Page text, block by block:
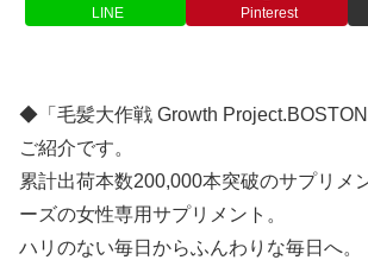
LINE Pinterest
◆「毛髪大作戦 Growth
ご紹介です。
累計出荷本数200,000本突破のサプリメ
ーズの女性専用サプリメント。
ハリのない毎日からふんわりな毎日へ。